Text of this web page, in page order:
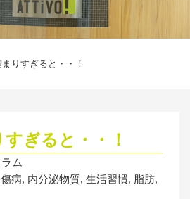
りすぎると・・！
ぎると・・！
ラム
傷病, 内分泌物質, 生活習慣, 脂肪,